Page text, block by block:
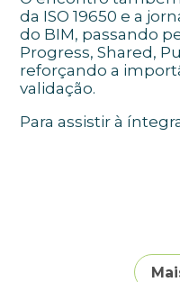
da ISO 19650 e a
do BIM, passando
Progress, Shared,
reforçando a
validação.
Para assistir à